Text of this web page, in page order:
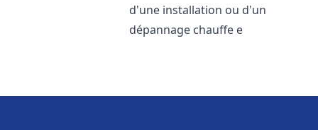
d'une installation ou d'un
dépannage chauffe e